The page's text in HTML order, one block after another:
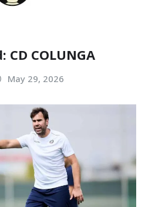
COLUNGA
May 29, 2026